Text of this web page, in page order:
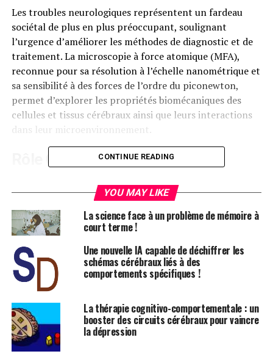
Les troubles neurologiques représentent un fardeau
sociétal de plus en plus préoccupant, soulignant
l’urgence d’améliorer les méthodes de diagnostic et de
traitement. La microscopie à force atomique (MFA),
reconnue pour sa résolution à l’échelle nanométrique et
sa sensibilité à des forces de l’ordre du piconewton,
permet d’explorer les propriétés biomécaniques des
cellules et tissus cérébraux ainsi que leurs interactions
dans leur microenvironnement.
Rôle Crucial de la MFA dans la
Recherche Neurobiologique
Une étude dirigée par Chwee Teck Lim de l’Université
nationale de Singapour met en lumière l’importance de
la MFA dans la recherche neurobiologique et ses
applications cliniques émergentes pour le diagnostic
des troubles neurologiques et des tumeurs du système
nerveux central (SNC). Cette recherche a été publiée
dans la revue
Applications Non Cliniques de la
MFA
CONTINUE READING
YOU MAY LIKE
La science face à un problème de mémoire à
court terme !
Une nouvelle IA capable de déchiffrer les
schémas cérébraux liés à des
comportements spécifiques !
La thérapie cognitivo-comportementale : un
booster des circuits cérébraux pour vaincre
la dépression